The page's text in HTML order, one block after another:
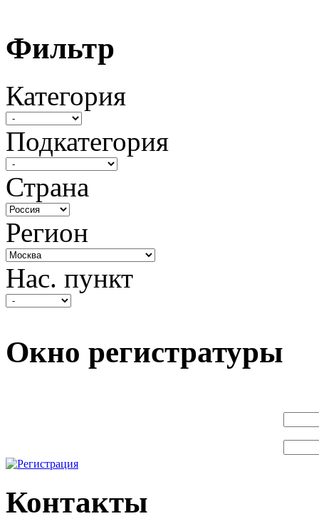
Фильтр
Категория
Подкатегория
Страна
Регион
Нас. пункт
Окно регистратуры
Контакты